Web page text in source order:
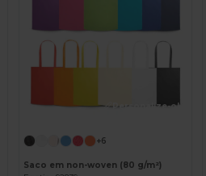
Personalize-o!
+6
Saco em non-woven (80 g/m²)